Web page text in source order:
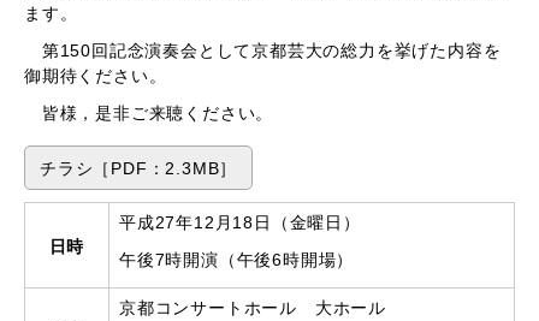
ます。
第150回記念演奏会として京都芸大の総力を挙げた内容を
御期待ください。
皆様，是非ご来聴ください。
チラシ［PDF：2.3MB］
日時
平成27年12月18日（金曜日）
午後7時開演（午後6時開場）
京都コンサートホール 大ホール